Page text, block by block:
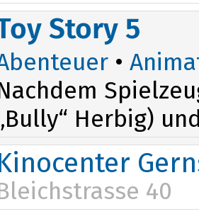
14:30
16:30
Story 5
•
Herbig)
40